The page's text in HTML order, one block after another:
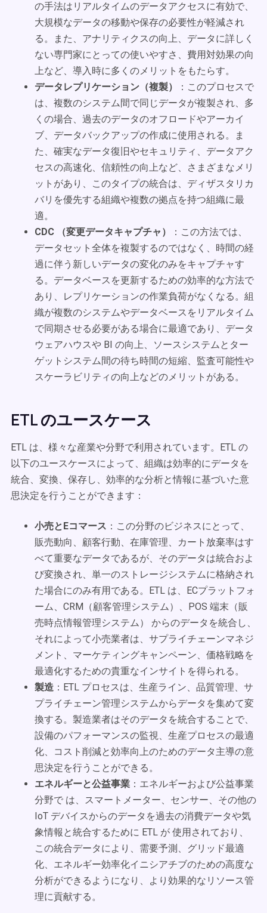
の手法はリアルタイムのデータアクセスに有効で、
大規模なデータの移動や保存の必要性が軽減され
る。また、アナリティクスの向上、データに詳しく
ない専門家にとっての使いやすさ、費用対効果の向
上など、導入時に多くのメリットをもたらす。
データレプリケーション（複製）
：このプロセスで
は、複数のシステム間で同じデータが複製され、多
くの場合、過去のデータのオフロードやアーカイ
ブ、データバックアップの作成に使用される。ま
た、確実なデータ復旧やセキュリティ、データアク
セスの高速化、信頼性の向上など、さまざまなメリ
ットがあり、このタイプの統合は、ディザスタリカ
バリを優先する組織や複数の拠点を持つ組織に最
適。
CDC （変更データキャプチャ）
：この方法では、
データセット全体を複製するのではなく、時間の経
過に伴う新しいデータの変化のみをキャプチャす
る。データベースを更新するための効率的な方法で
あり、レプリケーションの作業負荷がなくなる。組
織が複数のシステムやデータベースをリアルタイム
で同期させる必要がある場合に最適であり、データ
ウェアハウスや BI の向上、ソースシステムとター
ゲットシステム間の待ち時間の短縮、監査可能性や
スケーラビリティの向上などのメリットがある。
ETL のユースケース
ETL は、様々な産業や分野で利用されています。ETL の
以下のユースケースによって、組織は効率的にデータを
統合、変換、保存し、効率的な分析と情報に基づいた意
思決定を行うことができます：
小売とEコマース ：この分野のビジネスにとって、
販売動向、顧客行動、在庫管理、カート放棄率はす
べて重要なデータであるが、そのデータは統合およ
び変換され、単一のストレージシステムに格納され
た場合にのみ有用である。ETL は、ECプラットフォ
ーム、CRM（顧客管理システム）、POS 端末（販
売時点情報管理システム） からのデータを統合し、
それによって小売業者は、サプライチェーンマネジ
メント、マーケティングキャンペーン、価格戦略を
最適化するための貴重なインサイトを得られる。
製造 ：ETL プロセスは、生産ライン、品質管理、サ
プライチェーン管理システムからデータを集めて変
換する。製造業者はそのデータを統合することで、
設備のパフォーマンスの監視、生産プロセスの最適
化、コスト削減と効率向上のためのデータ主導の意
思決定を行うことができる。
エネルギーと公益事業 ：エネルギーおよび公益事業
分野で は、スマートメーター、センサー、その他の
IoT デバイスからのデータを過去の消費データや気
象情報と統合するために ETL が 使用されており、
この統合データにより、需要予測、グリッド最適
化、エネルギー効率化イニシアチブのための高度な
分析ができるようになり、より効果的なリソース管
理に貢献する。